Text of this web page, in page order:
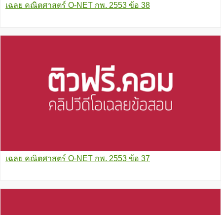
เฉลย คณิตศาสตร์ O-NET กพ. 2553 ข้อ 38
เฉลย คณิตศาสตร์ O-NET กพ. 2553 ข้อ 37